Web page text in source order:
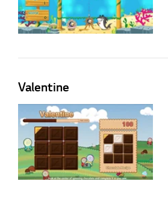
Valentine